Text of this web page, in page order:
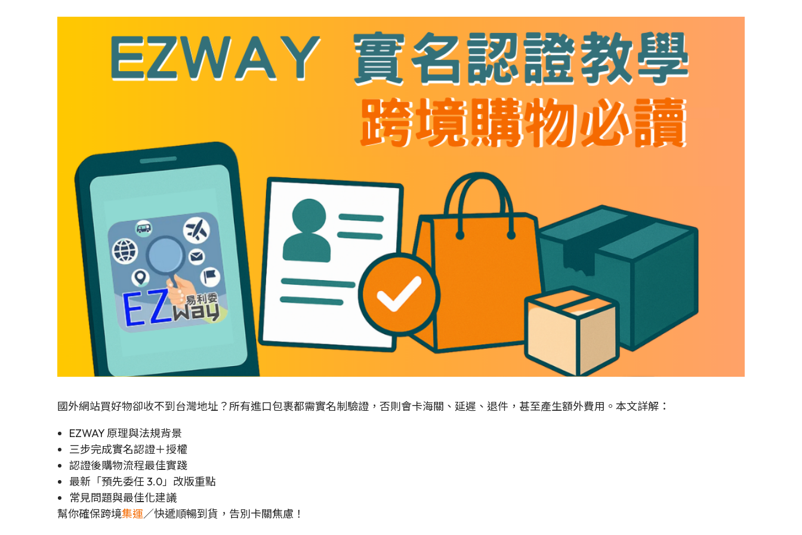
國外網站買好物卻收不到台灣地址？所有進口包裹都需實名制驗證，否則會卡海關、延遲、退件，甚至產生額外費用。本文詳解：
EZWAY 原理與法規背景
三步完成實名認證＋授權
認證後購物流程最佳實踐
最新「預先委任 3.0」改版重點
常見問題與最佳化建議
幫你確保跨境集運／快遞順暢到貨，告別卡關焦慮！